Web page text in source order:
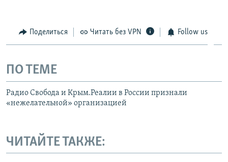
Поделиться Читать без VPN Follow us
ПО ТЕМЕ
Радио Свобода и Крым.Реалии в России признали
«нежелательной» организацией
ЧИТАЙТЕ ТАКЖЕ: